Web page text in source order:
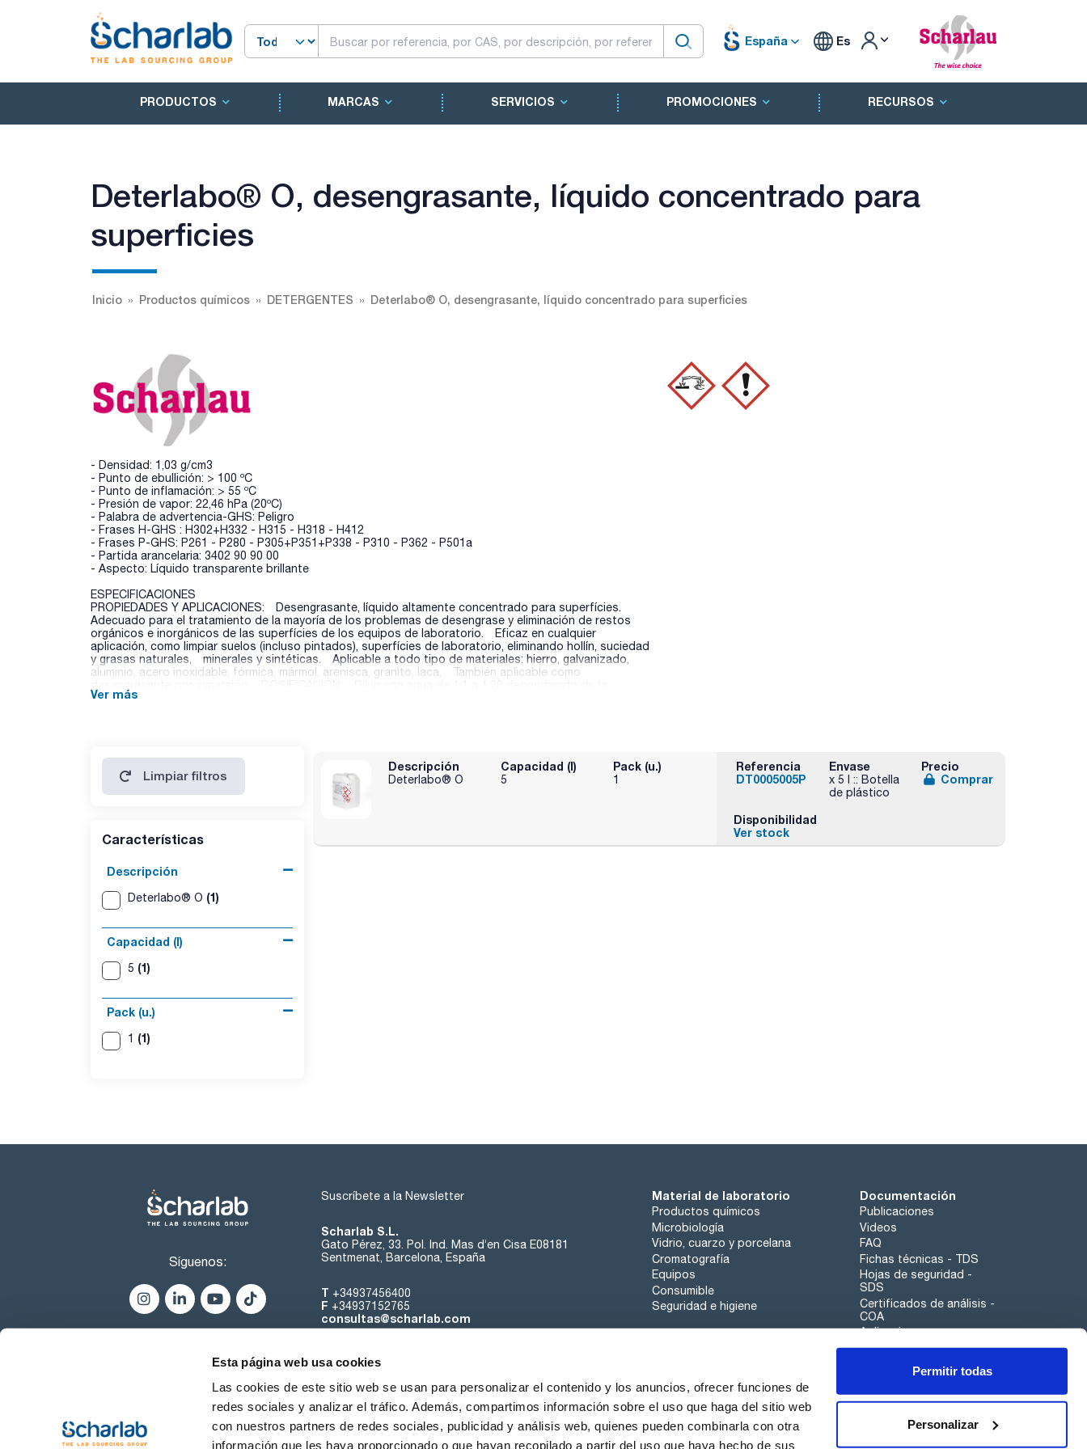
Esta página web usa cookies
Las cookies de este sitio web se usan para personalizar el contenido y los anuncios, ofrecer funciones de
redes sociales y analizar el tráfico. Además, compartimos información sobre el uso que haga del sitio web
con nuestros partners de redes sociales, publicidad y análisis web, quienes pueden combinarla con otra
información que les haya proporcionado o que hayan recopilado a partir del uso que haya hecho de sus
Permitir todas
Personalizar
España Es
PRODUCTOS MARCAS SERVICIOS PROMOCIONES RECURSOS
Deterlabo® O, desengrasante, líquido concentrado para
superficies
Inicio Productos químicos DETERGENTES Deterlabo® O, desengrasante, líquido concentrado para superficies
- Densidad: 1,03 g/cm3
- Punto de ebullición: > 100 ºC
- Punto de inflamación: > 55 ºC
- Presión de vapor: 22,46 hPa (20ºC)
- Palabra de advertencia-GHS: Peligro
- Frases H-GHS : H302+H332 - H315 - H318 - H412
- Frases P-GHS: P261 - P280 - P305+P351+P338 - P310 - P362 - P501a
- Partida arancelaria: 3402 90 90 00
- Aspecto: Líquido transparente brillante
ESPECIFICACIONES
PROPIEDADES Y APLICACIONES: Desengrasante, líquido altamente concentrado para superfícies.
Adecuado para el tratamiento de la mayoría de los problemas de desengrase y eliminación de restos
orgánicos e inorgánicos de las superfícies de los equipos de laboratorio. Eficaz en cualquier
aplicación, como limpiar suelos (incluso pintados), superfícies de laboratorio, eliminando hollín, suciedad
y grasas naturales, minerales y sintéticas. Aplicable a todo tipo de materiales: hierro, galvanizado,
aluminio, acero inoxidable, fórmica, mármol, arenisca, granito, laca, También aplicable como
cantidad de suciedad o grasa que se elimine.
pH (1%): 11,5 ± 0,5
Ver más
Limpiar filtros
Características
Descripción
Deterlabo® O (1)
Capacidad (l)
5 (1)
Pack (u.)
1 (1)
Descripción
Deterlabo® O
Capacidad (l)
5
Pack (u.)
1
Referencia
DT0005005P
Envase
x 5 l :: Botella
de plástico
Precio
Comprar
Disponibilidad
Ver stock
Síguenos:
Suscríbete a la Newsletter
Scharlab S.L.
Gato Pérez, 33. Pol. Ind. Mas d’en Cisa E08181
Sentmenat, Barcelona, España
T +34937456400
F +34937152765
consultas@scharlab.com
Material de laboratorio
Productos químicos
Microbiología
Vidrio, cuarzo y porcelana
Cromatografía
Equipos
Consumible
Seguridad e higiene
Documentación
Publicaciones
Videos
FAQ
Fichas técnicas - TDS
Hojas de seguridad -
SDS
Certificados de análisis -
COA
Aplicaciones
Tabla Periódica
Canal de denuncias
Sobre nosotros Contacta Noticias Trabaja con nosotros